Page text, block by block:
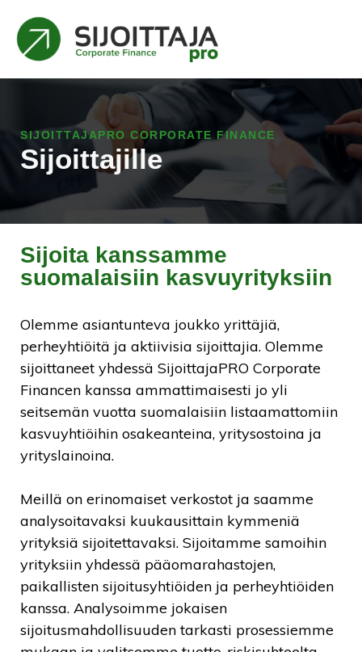
SIJOITTAJAPRO CORPORATE FINANCE
Sijoittajille
Sijoita kanssamme
suomalaisiin kasvuyrityksiin
Olemme asiantunteva joukko yrittäjiä,
perheyhtiöitä ja aktiivisia sijoittajia. Olemme
sijoittaneet yhdessä SijoittajaPRO Corporate
Financen kanssa ammattimaisesti jo yli
seitsemän vuotta suomalaisiin listaamattomiin
kasvuyhtiöihin osakeanteina, yritysostoina ja
yrityslainoina.
Meillä on erinomaiset verkostot ja saamme
analysoitavaksi kuukausittain kymmeniä
yrityksiä sijoitettavaksi. Sijoitamme samoihin
yrityksiin yhdessä pääomarahastojen,
paikallisten sijoitusyhtiöiden ja perheyhtiöiden
kanssa. Analysoimme jokaisen
sijoitusmahdollisuuden tarkasti prosessiemme